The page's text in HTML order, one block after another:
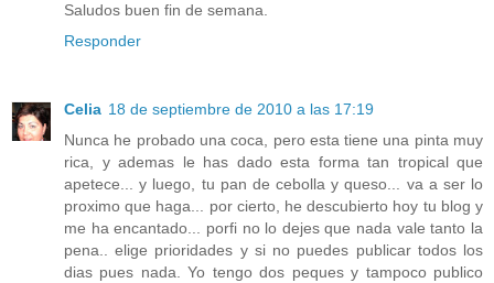
Saludos buen fin de semana.
Responder
Celia 18 de septiembre de 2010 a las 17:19
Nunca he probado una coca, pero esta tiene una pinta muy
rica, y ademas le has dado esta forma tan tropical que
apetece... y luego, tu pan de cebolla y queso... va a ser lo
proximo que haga... por cierto, he descubierto hoy tu blog y
me ha encantado... porfi no lo dejes que nada vale tanto la
pena.. elige prioridades y si no puedes publicar todos los
dias pues nada. Yo tengo dos peques y tampoco publico